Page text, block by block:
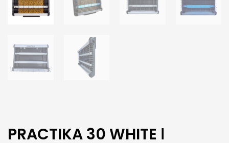
PRACTIKA 30 WHITE ǀ